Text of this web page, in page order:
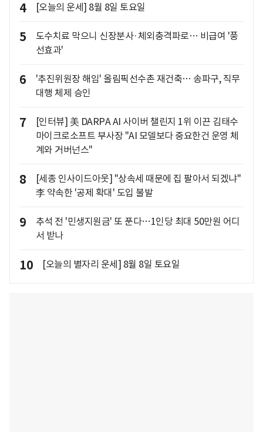
4 [오늘의 운세] 8월 8일 토요일
5
도수치료 막으니 신장분사·체외충격파로… 비급여 '풍
선효과'
6
'추진위원장 해임' 올림픽선수촌 재건축… 송파구, 직무
대행 체제 승인
7
[인터뷰] 美 DARPA AI 사이버 챌린지 1위 이끈 김태수
마이크로소프트 부사장 "AI 모델보다 중요한건 운영 체
계와 거버넌스"
8
[세종 인사이드아웃] "상속세 때문에 집 팔아서 되겠냐"
李 약속한 '공제 확대' 도입 불발
9
추석 전 '민생지원금' 또 푼다…1인당 최대 50만원 어디
서 받나
10 [오늘의 별자리 운세] 8월 8일 토요일